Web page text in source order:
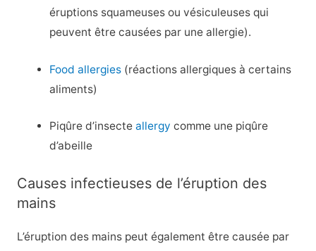
éruptions squameuses ou vésiculeuses qui
peuvent être causées par une allergie).
Food allergies (réactions allergiques à certains
aliments)
Piqûre d’insecteallergy comme une piqûre
d’abeille
Causes infectieuses de l’éruption des
mains
L’éruption des mains peut également être causée par